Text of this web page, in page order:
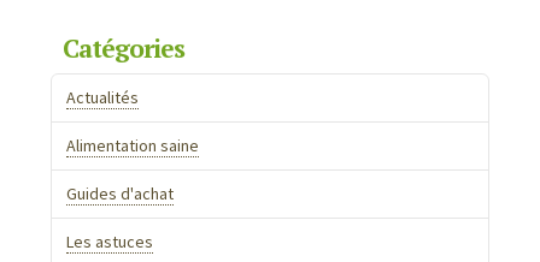
Recette
1,
Jus
d’herbe
fruité08.27.2016
Catégories
Actualités
Alimentation saine
Guides d'achat
Les astuces